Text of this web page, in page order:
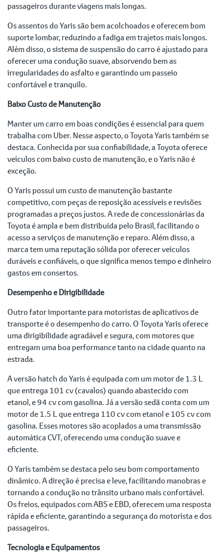
passageiros durante viagens mais longas.
Os assentos do Yaris são bem acolchoados e oferecem bom
suporte lombar, reduzindo a fadiga em trajetos mais longos.
Além disso, o sistema de suspensão do carro é ajustado para
oferecer uma condução suave, absorvendo bem as
irregularidades do asfalto e garantindo um passeio
confortável e tranquilo.
Baixo Custo de Manutenção
Manter um carro em boas condições é essencial para quem
trabalha com Uber. Nesse aspecto, o Toyota Yaris também se
destaca. Conhecida por sua confiabilidade, a Toyota oferece
veículos com baixo custo de manutenção, e o Yaris não é
exceção.
O Yaris possui um custo de manutenção bastante
competitivo, com peças de reposição acessíveis e revisões
programadas a preços justos. A rede de concessionárias da
Toyota é ampla e bem distribuída pelo Brasil, facilitando o
acesso a serviços de manutenção e reparo. Além disso, a
marca tem uma reputação sólida por oferecer veículos
duráveis e confiáveis, o que significa menos tempo e dinheiro
gastos em consertos.
Desempenho e Dirigibilidade
Outro fator importante para motoristas de aplicativos de
transporte é o desempenho do carro. O Toyota Yaris oferece
uma dirigibilidade agradável e segura, com motores que
entregam uma boa performance tanto na cidade quanto na
estrada.
A versão hatch do Yaris é equipada com um motor de 1.3 L
que entrega 101 cv (cavalos) quando abastecido com
etanol, e 94 cv com gasolina. Já a versão sedã conta com um
motor de 1.5 L que entrega 110 cv com etanol e 105 cv com
gasolina. Esses motores são acoplados a uma transmissão
automática CVT, oferecendo uma condução suave e
eficiente.
O Yaris também se destaca pelo seu bom comportamento
dinâmico. A direção é precisa e leve, facilitando manobras e
tornando a condução no trânsito urbano mais confortável.
Os freios, equipados com ABS e EBD, oferecem uma resposta
rápida e eficiente, garantindo a segurança do motorista e dos
passageiros.
Tecnologia e Equipamentos